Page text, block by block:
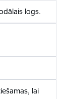
logs.
lai